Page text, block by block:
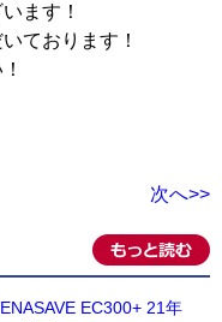
ます！
ております！
次へ>>
EC300+ 21年